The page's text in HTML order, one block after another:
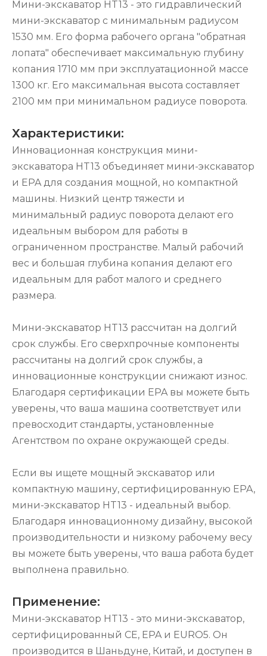
Мини-экскаватор HT13 - это гидравлический
мини-экскаватор с минимальным радиусом
1530 мм. Его форма рабочего органа "обратная
лопата" обеспечивает максимальную глубину
копания 1710 мм при эксплуатационной массе
1300 кг. Его максимальная высота составляет
2100 мм при минимальном радиусе поворота.
Характеристики:
Инновационная конструкция мини-
экскаватора HT13 объединяет мини-экскаватор
и EPA для создания мощной, но компактной
машины. Низкий центр тяжести и
минимальный радиус поворота делают его
идеальным выбором для работы в
ограниченном пространстве. Малый рабочий
вес и большая глубина копания делают его
идеальным для работ малого и среднего
размера.
Мини-экскаватор HT13 рассчитан на долгий
срок службы. Его сверхпрочные компоненты
рассчитаны на долгий срок службы, а
инновационные конструкции снижают износ.
Благодаря сертификации EPA вы можете быть
уверены, что ваша машина соответствует или
превосходит стандарты, установленные
Агентством по охране окружающей среды.
Если вы ищете мощный экскаватор или
компактную машину, сертифицированную EPA,
мини-экскаватор HT13 - идеальный выбор.
Благодаря инновационному дизайну, высокой
производительности и низкому рабочему весу
вы можете быть уверены, что ваша работа будет
выполнена правильно.
Применение:
Мини-экскаватор HT13 - это мини-экскаватор,
сертифицированный CE, EPA и EURO5. Он
производится в Шаньдуне, Китай, и доступен в